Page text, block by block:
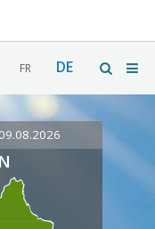
FR DE
09.08.2026